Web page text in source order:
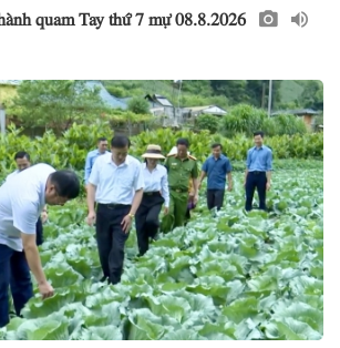
quam Tay thứ 7 mự 08.8.2026